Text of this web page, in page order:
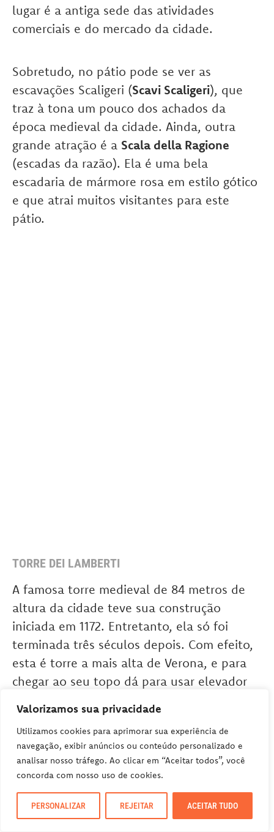
Valorizamos sua privacidade
Utilizamos cookies para aprimorar sua experiência de
navegação, exibir anúncios ou conteúdo personalizado e
analisar nosso tráfego. Ao clicar em “Aceitar todos”, você
concorda com nosso uso de cookies.
PERSONALIZAR REJEITAR ACEITAR TUDO
lugar é a antiga sede das atividades
comerciais e do mercado da cidade.
Sobretudo, no pátio pode se ver as
escavações Scaligeri (Scavi Scaligeri), que
traz à tona um pouco dos achados da
época medieval da cidade. Ainda, outra
grande atração é a Scala della Ragione
(escadas da razão). Ela é uma bela
escadaria de mármore rosa em estilo gótico
e que atrai muitos visitantes para este
pátio.
TORRE DEI LAMBERTI
A famosa torre medieval de 84 metros de
altura da cidade teve sua construção
iniciada em 1172. Entretanto, ela só foi
terminada três séculos depois. Com efeito,
esta é torre a mais alta de Verona, e para
chegar ao seu topo dá para usar elevador
escondida dentro da praça do
Vecchioleva ao elevador que dá acesso ao
topo da Torre dei Lamberti. Sem dúvida,
uma visita imperdível. Afinal, esta torre
oferece uma das vistas mais linda da cidade
de Verona!